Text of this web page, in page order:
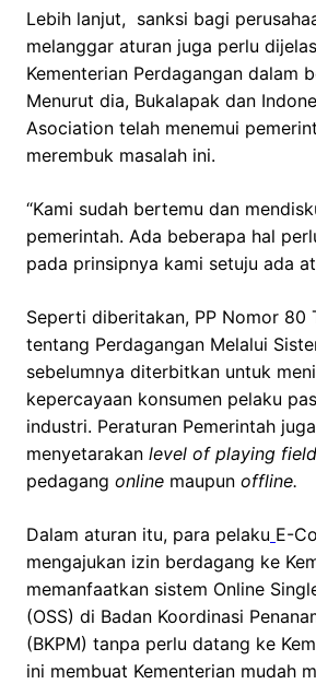
Lebih lanjut, sanksi bagi
melanggar aturan juga perlu
Kementerian Perdagangan dalam
Menurut dia, Bukalapak dan
Asociation telah menemui
merembuk masalah ini.
“Kami sudah bertemu dan
pemerintah. Ada beberapa hal
pada prinsipnya kami setuju ada
Seperti diberitakan, PP Nomor 80
tentang Perdagangan Melalui
sebelumnya diterbitkan untuk
kepercayaan konsumen pelaku
industri. Peraturan Pemerintah
menyetarakan level of playing field
pedagang online maupun offline.
Dalam aturan itu, para pelaku E-
mengajukan izin berdagang ke
memanfaatkan sistem Online
(OSS) di Badan Koordinasi
(BKPM) tanpa perlu datang ke
ini membuat Kementerian mudah